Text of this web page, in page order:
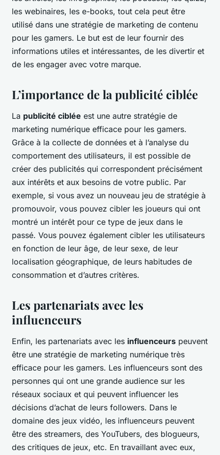
les webinaires, les e-books, tout cela peut être
utilisé dans une stratégie de marketing de contenu
pour les gamers. Le but est de leur fournir des
informations utiles et intéressantes, de les divertir et
de les engager avec votre marque.
L’importance de la publicité ciblée
La publicité ciblée est une autre stratégie de
marketing numérique efficace pour les gamers.
Grâce à la collecte de données et à l’analyse du
comportement des utilisateurs, il est possible de
créer des publicités qui correspondent précisément
aux intérêts et aux besoins de votre public. Par
exemple, si vous avez un nouveau jeu de stratégie à
promouvoir, vous pouvez cibler les joueurs qui ont
montré un intérêt pour ce type de jeux dans le
passé. Vous pouvez également cibler les utilisateurs
en fonction de leur âge, de leur sexe, de leur
localisation géographique, de leurs habitudes de
consommation et d’autres critères.
Les partenariats avec les
influenceurs
Enfin, les partenariats avec les influenceurs peuvent
être une stratégie de marketing numérique très
efficace pour les gamers. Les influenceurs sont des
personnes qui ont une grande audience sur les
réseaux sociaux et qui peuvent influencer les
décisions d’achat de leurs followers. Dans le
domaine des jeux vidéo, les influenceurs peuvent
être des streamers, des YouTubers, des blogueurs,
des critiques de jeux, etc. En travaillant avec eux,